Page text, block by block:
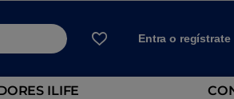
Entra o regístrate
ILIFE